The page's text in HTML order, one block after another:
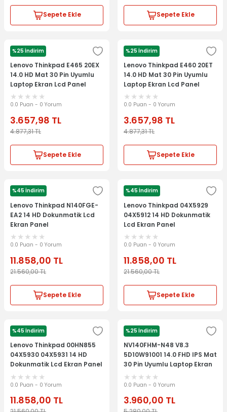
Sepete Ekle Sepete Ekle
%25 İndirim
LENOVO
Lenovo Thinkpad E465 20EX
14.0 HD Mat 30 Pin Uyumlu
Laptop Ekran Lcd Panel
0.0 Puan - 0 Yorum
3.657,98 TL
4.877,31TL
Sepete Ekle
%25 İndirim
LENOVO
Lenovo Thinkpad E460 20ET
14.0 HD Mat 30 Pin Uyumlu
Laptop Ekran Lcd Panel
0.0 Puan - 0 Yorum
3.657,98 TL
4.877,31TL
Sepete Ekle
%45 İndirim
LENOVO
Lenovo Thinkpad N140FGE-
EA2 14 HD Dokunmatik Lcd
Ekran Panel
0.0 Puan - 0 Yorum
11.858,00 TL
21.560,00TL
Sepete Ekle
%45 İndirim
LENOVO
Lenovo Thinkpad 04X5929
04X5912 14 HD Dokunmatik
Lcd Ekran Panel
0.0 Puan - 0 Yorum
11.858,00 TL
21.560,00TL
Sepete Ekle
%45 İndirim
LENOVO
Lenovo Thinkpad 00HN855
04X5930 04X5931 14 HD
Dokunmatik Lcd Ekran Panel
0.0 Puan - 0 Yorum
11.858,00 TL
%25 İndirim
LENOVO
NV140FHM-N48 V8.3
5D10W91001 14.0 FHD IPS Mat
30 Pin Uyumlu Laptop Ekran
Lcd Panel
0.0 Puan - 0 Yorum
3.960,00 TL